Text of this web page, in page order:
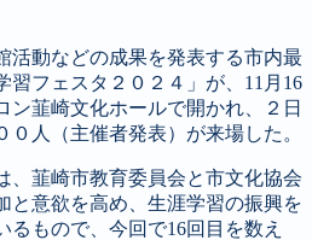
動などの成果を発表する市内最
習フェスタ２０２４」が、11月16
ン韮崎文化ホールで開かれ、２日
０人（主催者発表）が来場した。
韮崎市教育委員会と市文化協会
と意欲を高め、生涯学習の振興を
るもので、今回で16回目を数え